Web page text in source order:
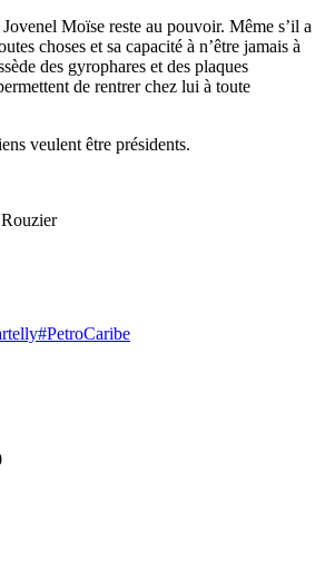
Moïse reste au pouvoir. Même s’il a
choses et sa capacité à n’être jamais à
des gyrophares et des plaques
de rentrer chez lui à toute
veulent être présidents.
#PetroCaribe